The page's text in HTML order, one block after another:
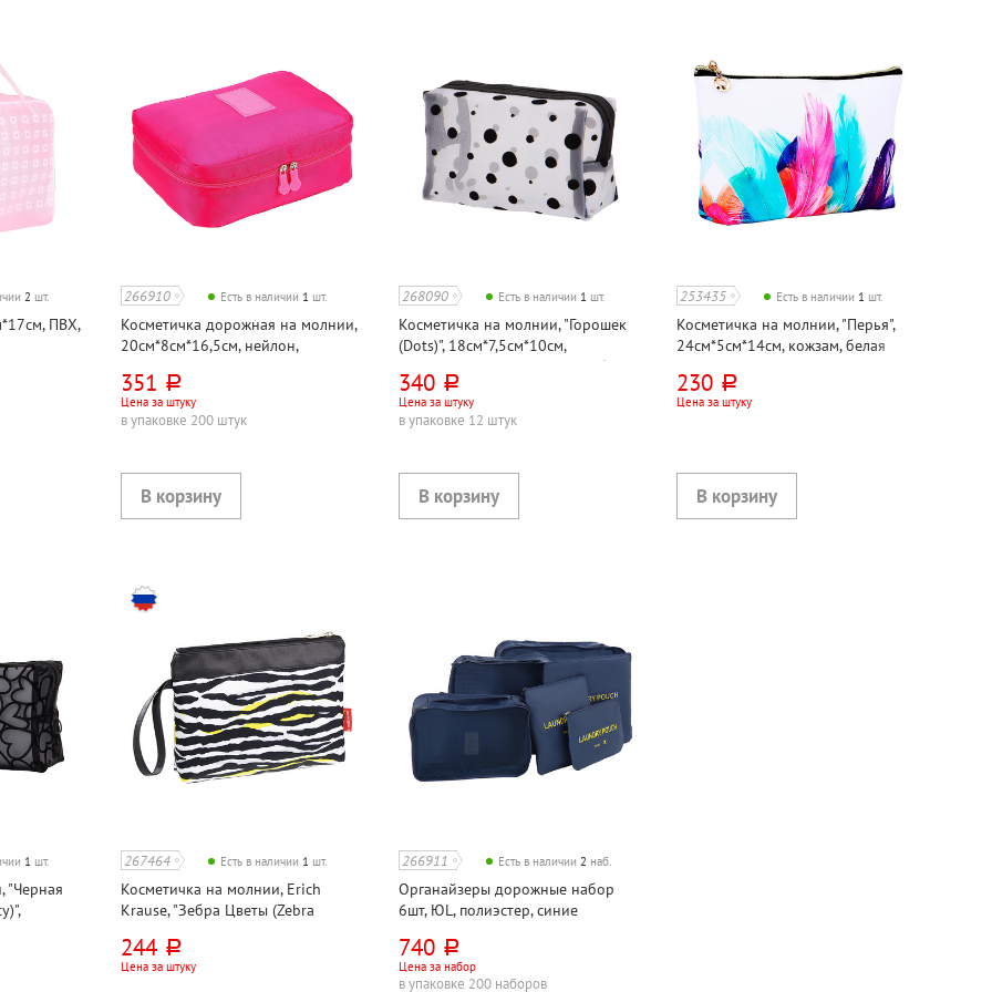
2 шт.
ПВХ,
266910 Есть в наличии 1 шт.
Косметичка дорожная на молнии,
20см*8см*16,5см, нейлон,
351 руб.
Цена за штуку
в упаковке 200 штук
268090 Есть в наличии 1 шт.
Косметичка на молнии, "Горошек
(Dots)", 18см*7,5см*10см,
полиэстер+сетка, с принтом, белая
340 руб.
Цена за штуку
в упаковке 12 штук
253435 Есть в наличии 1 шт.
Косметичка на молнии, "Перья",
24см*5см*14см, кожзам, белая
230 руб.
Цена за штуку
1 шт.
"Черная
267464 Есть в наличии 1 шт.
Косметичка на молнии, Erich
Krause, "Зебра Цветы (Zebra
цветная
244 руб.
Цена за штуку
266911 Есть в наличии 2 наб.
Органайзеры дорожные набор
6шт, ЮL, полиэстер, синие
740 руб.
Цена за набор
в упаковке 200 наборов